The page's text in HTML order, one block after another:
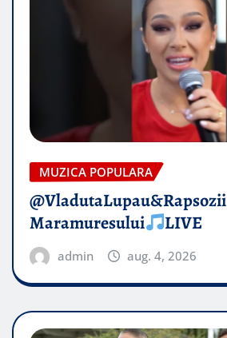
MUZICA POPULARA
@VladutaLupau&Rapsozii
Maramuresului
LIVE
admin aug. 4, 2026